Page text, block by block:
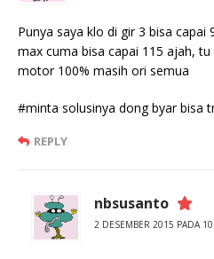
Punya saya klo di gir 3 bisa capai
max cuma bisa capai 115 ajah, tu
motor 100% masih ori semua
#minta solusinya dong byar bisa
REPLY
nbsusanto
2 DESEMBER 2015 PADA